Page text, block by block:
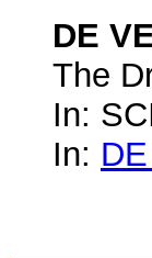
DE
The
In:
In: